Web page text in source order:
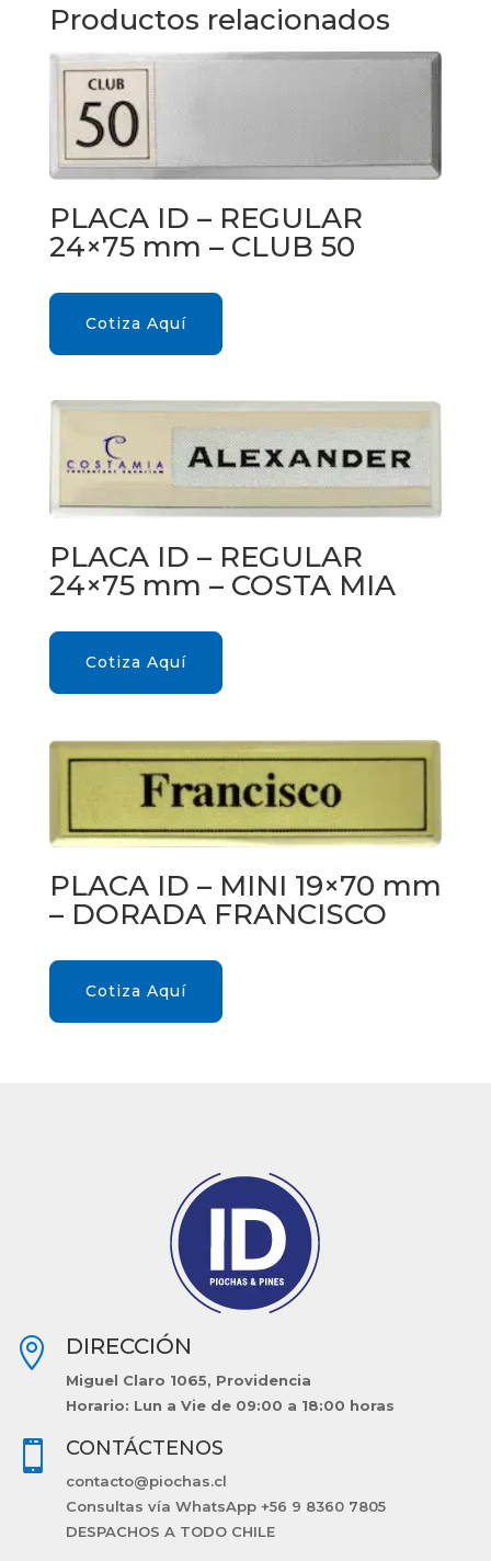
Productos relacionados
PLACA ID – REGULAR
24×75 mm – CLUB 50
Cotiza Aquí
PLACA ID – REGULAR
24×75 mm – COSTA MIA
Cotiza Aquí
PLACA ID – MINI 19×70 mm
– DORADA FRANCISCO
Cotiza Aquí
 DIRECCIÓN
Miguel Claro 1065, Providencia
Horario: Lun a Vie de 09:00 a 18:00 horas
 CONTÁCTENOS
contacto@piochas.cl
Consultas vía WhatsApp +56 9 8360 7805
DESPACHOS A TODO CHILE